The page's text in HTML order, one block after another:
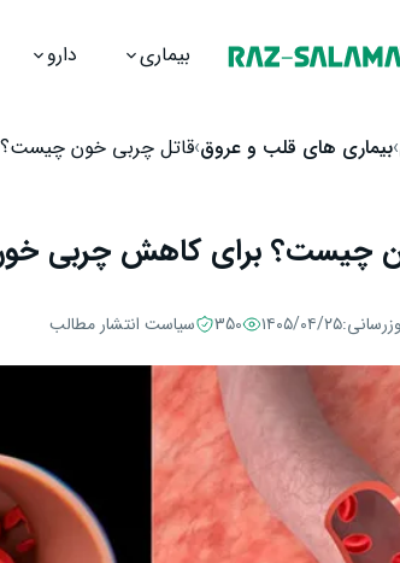
بیماری دارو
بیماری های قلب و عروق قاتل چربی خون
چیست؟ برای کاهش چربی
۱۴۰۵/۰۴/۲۵ 350 سیاست انتشار مطالب